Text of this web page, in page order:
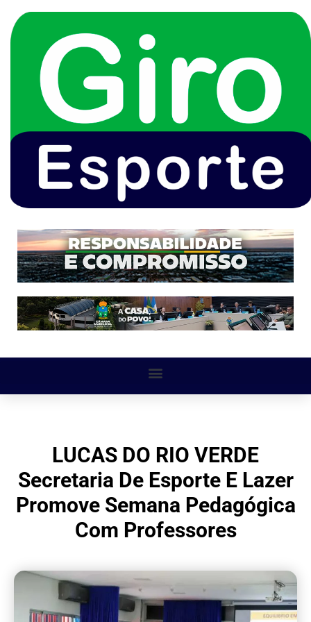
LUCAS DO RIO VERDE
Secretaria De Esporte E Lazer
Promove Semana Pedagógica
Com Professores